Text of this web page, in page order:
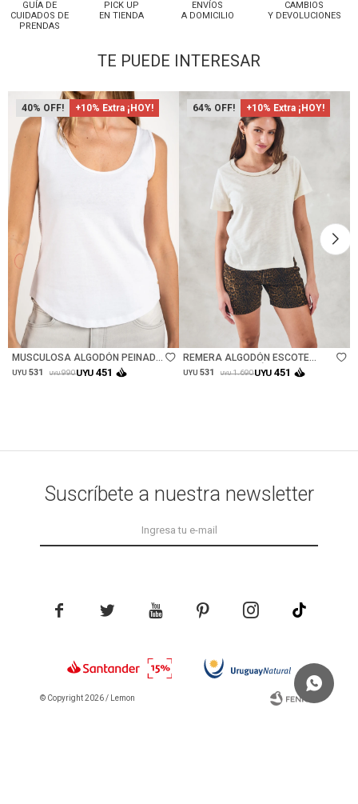
GUÍA DE
CUIDADOS DE
PRENDAS
PICK UP
EN TIENDA
ENVÍOS
A DOMICILIO
CAMBIOS
Y DEVOLUCIONES
TE PUEDE INTERESAR
40 +10% Extra ¡HOY!
Talle
MUSCULOSA ALGODÓN PEINADO
- BLANCO
UYU 531 UYU 990UYU 451
64 +10% Extra ¡HOY!
REMERA ALGODÓN ESCOTE
METALIZADO - NÁCAR
UYU 531 UYU 1.690UYU 451
Suscríbete a nuestra newsletter
    
© Copyright 2026 / Lemon